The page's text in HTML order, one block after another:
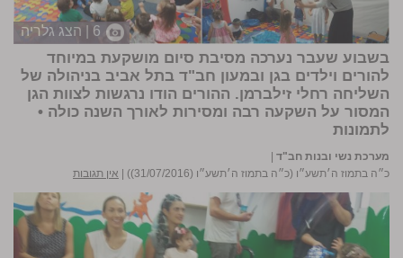
6 | הצג גלריה
בשבוע שעבר נערכה מסיבת סיום מושקעת במיוחד
להורים וילדים בגן ובמעון חב"ד בתל אביב בניהולה של
השליחה רחלי זילברמן. ההורים הודו נרגשות לצוות הגן
המסור על השקעה רבה ומסירות לאורך השנה כולה •
לתמונות
מערכת נשי ובנות חב"ד
כ״ה בתמוז ה׳תשע״ו (כ״ה בתמוז ה׳תשע״ו (31/07/2016))
אין תגובות